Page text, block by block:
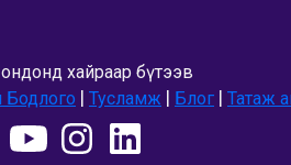
Бодлого|Тусламж|Блог